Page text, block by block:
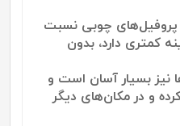
پروفیل‌های چوبی نسبت
کمتری دارد، بدون
بسیار آسان است و
و در مکان‌های دیگر